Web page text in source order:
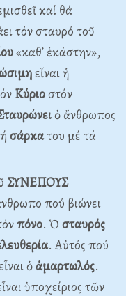
καί θά
τόν σταυρό τοῦ
«καθ’ ἑκάστην»,
εἶναι ἡ
Κύριοστόν
ὁ ἄνθρωπος
σάρκατου μέ τά
ΣΥΝΕΠΟΥΣ
πού βιώνει
πόνο. Ὁ σταυρός
. Αὐτός πού
ὁ ἁμαρτωλός.
ὑποχείριος τῶν